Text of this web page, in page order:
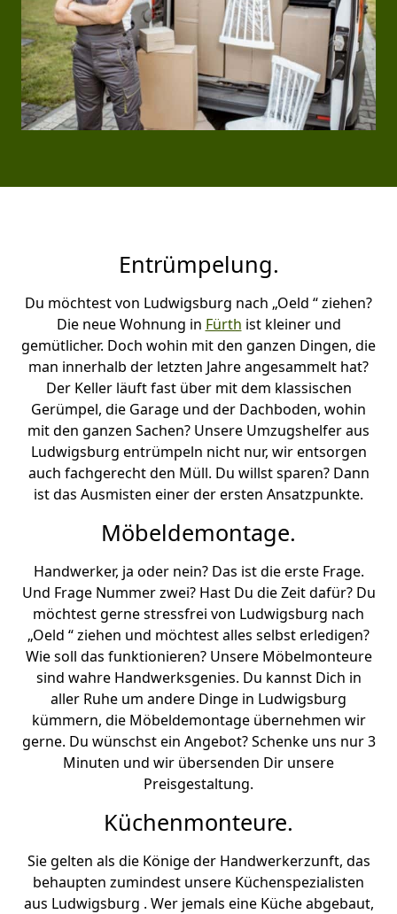
Entrümpelung.
Du möchtest von Ludwigsburg nach „Oeld “ ziehen?
Die neue Wohnung in Fürth ist kleiner und
gemütlicher. Doch wohin mit den ganzen Dingen, die
man innerhalb der letzten Jahre angesammelt hat?
Der Keller läuft fast über mit dem klassischen
Gerümpel, die Garage und der Dachboden, wohin
mit den ganzen Sachen? Unsere Umzugshelfer aus
Ludwigsburg entrümpeln nicht nur, wir entsorgen
auch fachgerecht den Müll. Du willst sparen? Dann
ist das Ausmisten einer der ersten Ansatzpunkte.
Möbeldemontage.
Handwerker, ja oder nein? Das ist die erste Frage.
Und Frage Nummer zwei? Hast Du die Zeit dafür? Du
möchtest gerne stressfrei von Ludwigsburg nach
„Oeld “ ziehen und möchtest alles selbst erledigen?
Wie soll das funktionieren? Unsere Möbelmonteure
sind wahre Handwerksgenies. Du kannst Dich in
aller Ruhe um andere Dinge in Ludwigsburg
kümmern, die Möbeldemontage übernehmen wir
gerne. Du wünschst ein Angebot? Schenke uns nur 3
Minuten und wir übersenden Dir unsere
Preisgestaltung.
Küchenmonteure.
Sie gelten als die Könige der Handwerkerzunft, das
behaupten zumindest unsere Küchenspezialisten
aus Ludwigsburg . Wer jemals eine Küche abgebaut,